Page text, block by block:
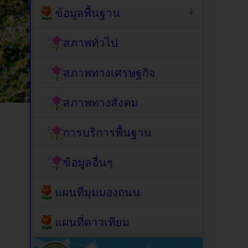
ข้อมูลพื้นฐาน
สภาพทั่วไป
สภาพทางเศรษฐกิจ
สภาพทางสังคม
การบริการพื้นฐาน
ข้อมูลอื่นๆ
แผนที่มุมมองถนน
แผนที่ดาวเทียม